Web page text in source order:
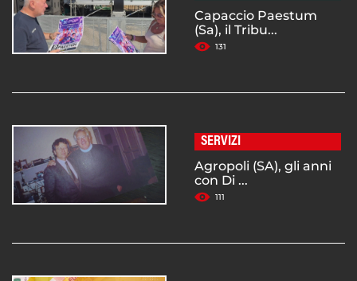
Capaccio Paestum
(Sa), il Tribu...
131
SERVIZI
Agropoli (SA), gli anni
con Di ...
111